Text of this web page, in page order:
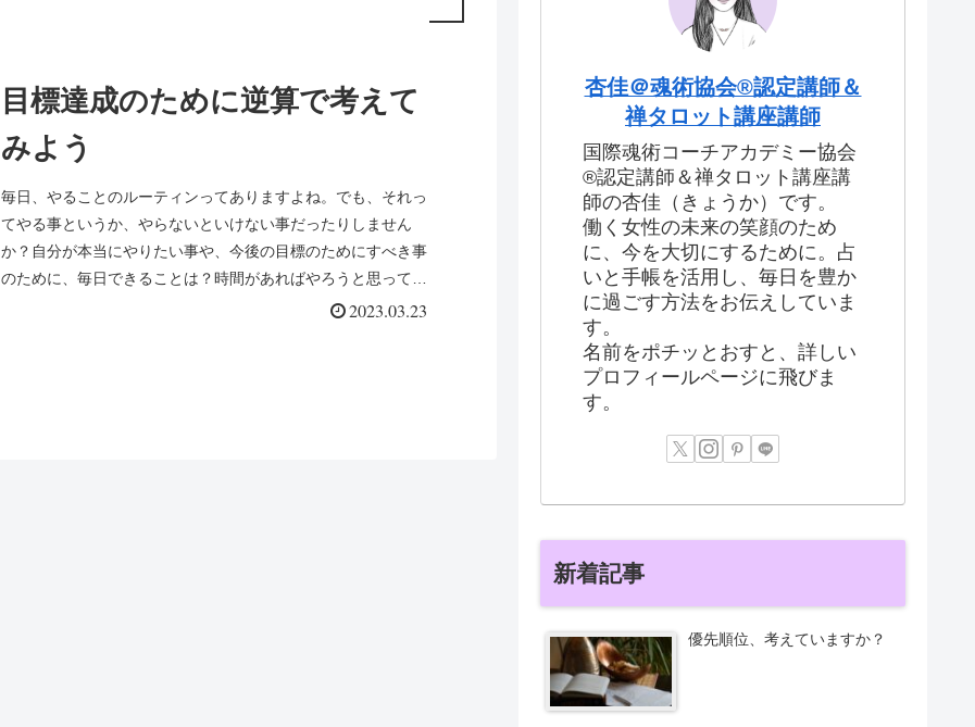
目標達成のために逆算で考えて
みよう
毎日、やることのルーティンってありますよね。でも、それっ
てやる事というか、やらないといけない事だったりしません
か？自分が本当にやりたい事や、今後の目標のためにすべき事
のために、毎日できることは？時間があればやろうと思ってい
2023.03.23
杏佳＠魂術協会®認定講師＆
禅タロット講座講師
国際魂術コーチアカデミー協会
®認定講師＆禅タロット講座講
師の杏佳（きょうか）です。
働く女性の未来の笑顔のため
に、今を大切にするために。占
いと手帳を活用し、毎日を豊か
に過ごす方法をお伝えしていま
す。
名前をポチッとおすと、詳しい
プロフィールページに飛びま
す。
新着記事
優先順位、考えていますか？